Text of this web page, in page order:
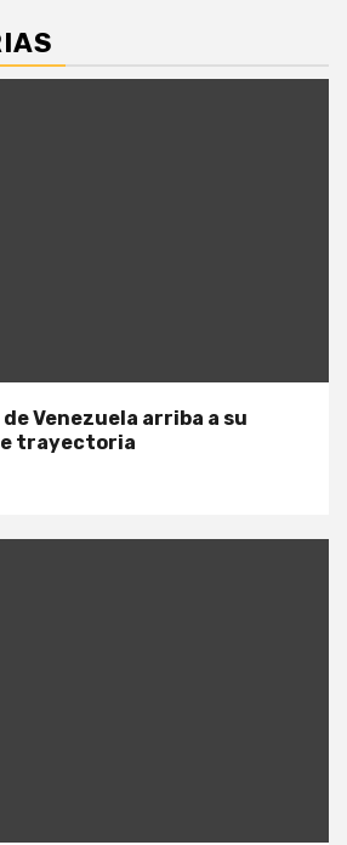
Venezuela arriba a su
trayectoria